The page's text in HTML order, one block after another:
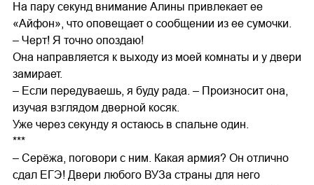
На пару секунд внимание Алины привлекает ее
«Айфон», что оповещает о сообщении из ее сумочки.
– Черт! Я точно опоздаю!
Она направляется к выходу из моей комнаты и у двери
замирает.
– Если передуваешь, я буду рада. – Произносит она,
изучая взглядом дверной косяк.
Уже через секунду я остаюсь в спальне один.
***
– Серёжа, поговори с ним. Какая армия? Он отлично
сдал ЕГЭ! Двери любого ВУЗа страны для него